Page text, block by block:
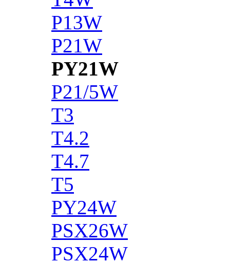
P13W
P21W
PY21W
P21/5W
T3
T4.2
T4.7
T5
PY24W
PSX26W
PSX24W